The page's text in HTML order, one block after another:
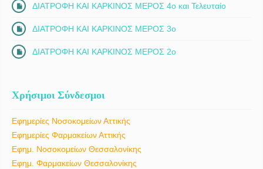
ΔΙΑΤΡΟΦΗ ΚΑΙ ΚΑΡΚΙΝΟΣ ΜΕΡΟΣ 4ο και Τελευταίο
ΔΙΑΤΡΟΦΗ ΚΑΙ ΚΑΡΚΙΝΟΣ ΜΕΡΟΣ 3ο
ΔΙΑΤΡΟΦΗ ΚΑΙ ΚΑΡΚΙΝΟΣ ΜΕΡΟΣ 2ο
Χρήσιμοι Σύνδεσμοι
Εφημερίες Νοσοκομείων Αττικής
Εφημερίες Φαρμακείων Αττικής
Εφημ. Νοσοκομείων Θεσσαλονίκης
Εφημ. Φαρμακείων Θεσσαλονίκης